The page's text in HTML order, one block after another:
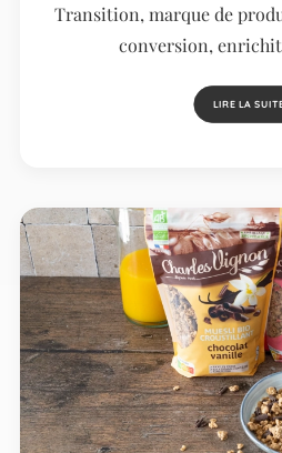
Transition, marque de
conversion,
LIRE LA